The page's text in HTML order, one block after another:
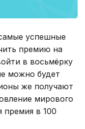
успешные
премию на
в восьмёрку
можно будет
же получают
мирового
премия в 100